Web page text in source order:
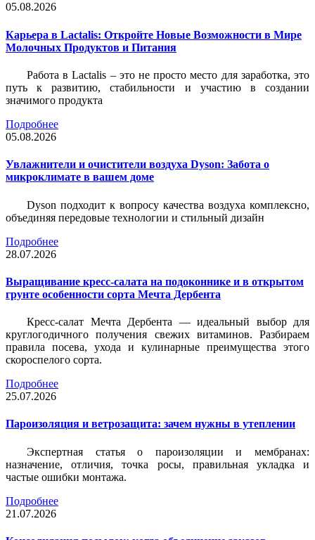
05.08.2026
Карьера в Lactalis: Откройте Новые Возможности в Мире
Молочных Продуктов и Питания
Работа в Lactalis – это не просто место для заработка, это
путь к развитию, стабильности и участию в создании
значимого продукта
Подробнее
05.08.2026
Увлажнители и очистители воздуха Dyson: Забота о
микроклимате в вашем доме
Dyson подходит к вопросу качества воздуха комплексно,
объединяя передовые технологии и стильный дизайн
Подробнее
28.07.2026
Выращивание кресс-салата на подоконнике и в открытом
грунте особенности сорта Мечта Дербента
Кресс-салат Мечта Дербента — идеальный выбор для
круглогодичного получения свежих витаминов. Разбираем
правила посева, ухода и кулинарные преимущества этого
скороспелого сорта.
Подробнее
25.07.2026
Пароизоляция и ветрозащита: зачем нужны в утеплении
Экспертная статья о пароизоляции и мембранах:
назначение, отличия, точка росы, правильная укладка и
частые ошибки монтажа.
Подробнее
21.07.2026